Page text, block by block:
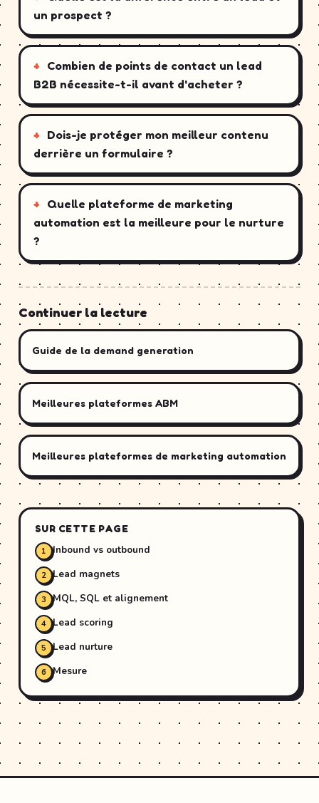
un prospect ?
Combien de points de contact un lead
B2B nécessite-t-il avant d'acheter ?
Dois-je protéger mon meilleur contenu
derrière un formulaire ?
Quelle plateforme de marketing
automation est la meilleure pour le nurture
?
Continuer la lecture
Guide de la demand generation
Meilleures plateformes ABM
Meilleures plateformes de marketing automation
SUR CETTE PAGE
Inbound vs outbound
Lead magnets
MQL, SQL et alignement
Lead scoring
Lead nurture
Mesure